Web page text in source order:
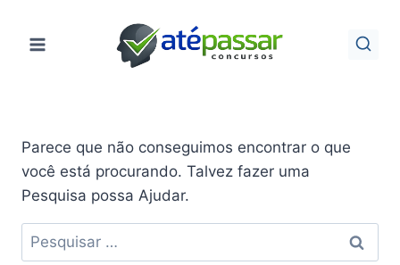
para
Parece que não conseguimos encontrar o que
você está procurando. Talvez fazer uma
Pesquisa possa Ajudar.
Pesquisar
por: